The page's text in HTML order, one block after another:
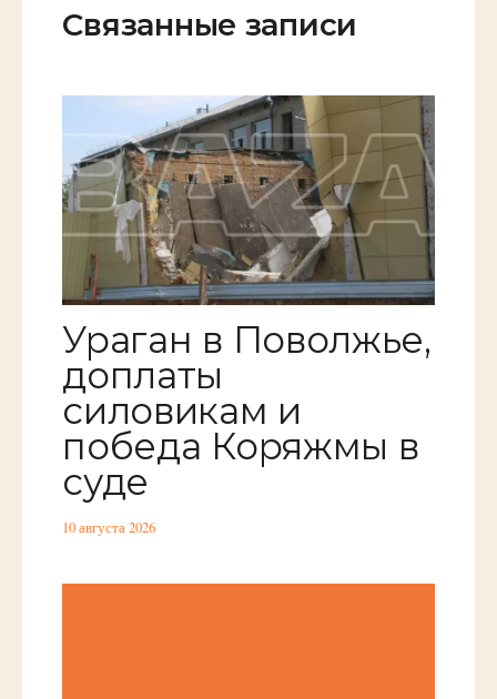
Связанные записи
Ураган в Поволжье,
доплаты
силовикам и
победа Коряжмы в
суде
10 августа 2026